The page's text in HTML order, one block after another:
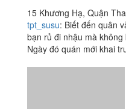
15 Khương Hạ, Quận
tpt_susu: Biết đến quân
bạn rủ đi nhậu mà
Ngày đó quán mới khai